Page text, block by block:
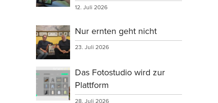
12. Juli 2026
Nur ernten geht nicht
23. Juli 2026
Das Fotostudio wird zur
Plattform
28. Juli 2026